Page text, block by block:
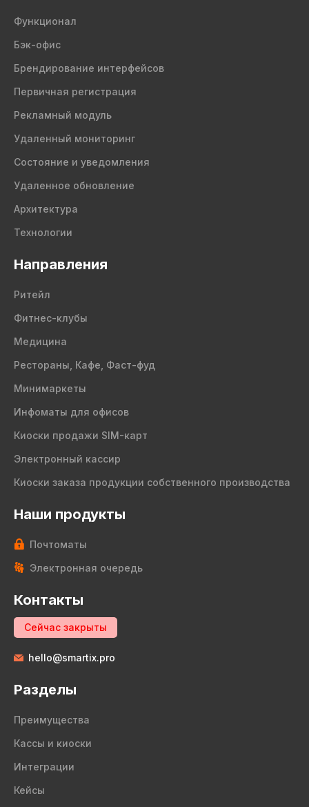
Функционал
Бэк-офис
Брендирование интерфейсов
Первичная регистрация
Рекламный модуль
Удаленный мониторинг
Состояние и уведомления
Удаленное обновление
Архитектура
Технологии
Направления
Ритейл
Фитнес-клубы
Медицина
Рестораны, Кафе, Фаст-фуд
Минимаркеты
Инфоматы для офисов
Киоски продажи SIM-карт
Электронный кассир
Киоски заказа продукции собственного производства
Наши продукты
Почтоматы
Электронная очередь
Контакты
Сейчас закрыты
hello@smartix.pro
Разделы
Преимущества
Кассы и киоски
Интеграции
Кейсы